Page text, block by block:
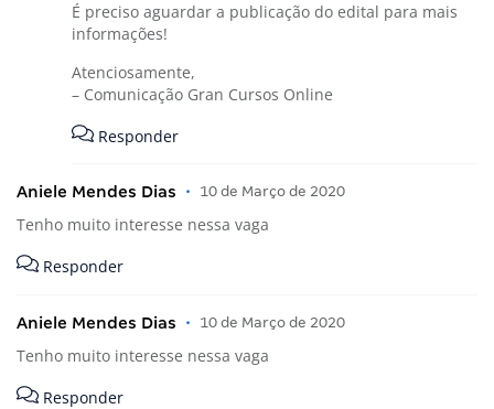
É preciso aguardar a publicação do edital para mais
informações!
Atenciosamente,
– Comunicação Gran Cursos Online
Responder
Aniele Mendes Dias • 10 de Março de 2020
Tenho muito interesse nessa vaga
Responder
Aniele Mendes Dias • 10 de Março de 2020
Tenho muito interesse nessa vaga
Responder